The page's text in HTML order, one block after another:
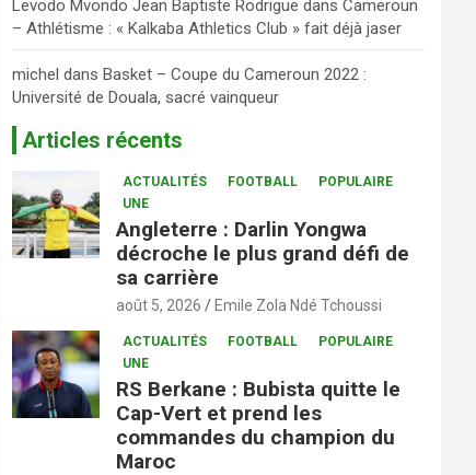
Levodo Mvondo Jean Baptiste Rodrigue dansCameroun
– Athlétisme : « Kalkaba Athletics Club » fait déjà jaser
michel dansBasket – Coupe du Cameroun 2022 :
Université de Douala, sacré vainqueur
Articles récents
ACTUALITÉS FOOTBALL
POPULAIRE
UNE
Angleterre : Darlin Yongwa
décroche le plus grand défi de
sa carrière
août 5, 2026 Emile Zola Ndé Tchoussi
ACTUALITÉS FOOTBALL
POPULAIRE
UNE
RS Berkane : Bubista quitte le
Cap-Vert et prend les
commandes du champion du
Maroc